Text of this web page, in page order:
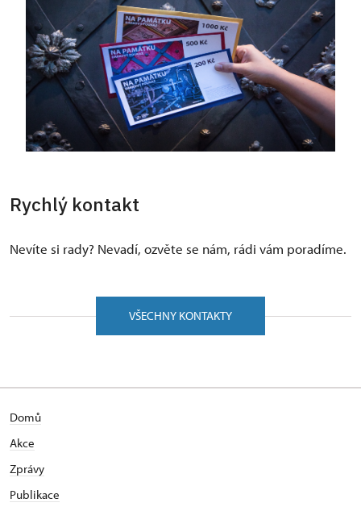
Rychlý kontakt
Nevíte si rady? Nevadí, ozvěte se nám, rádi vám poradíme.
VŠECHNY KONTAKTY
Domů
Akce
Zprávy
Publikace